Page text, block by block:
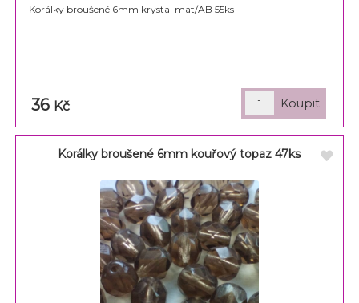
Korálky broušené 6mm krystal mat/AB 55ks
36 Kč
Korálky broušené 6mm kouřový topaz 47ks